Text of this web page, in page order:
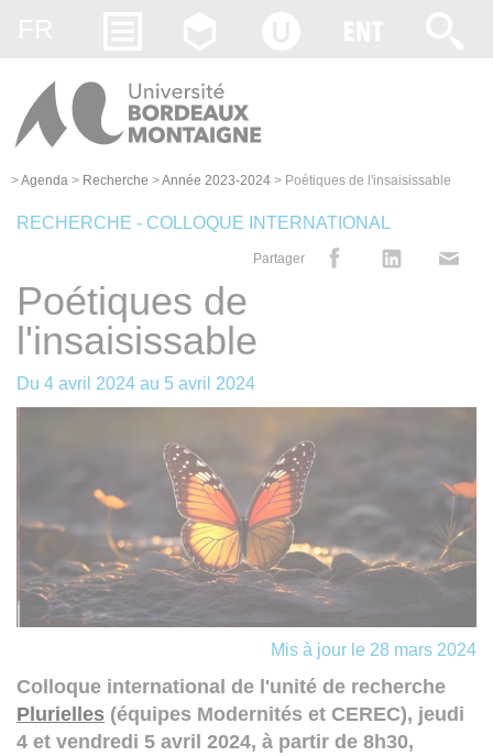
>Agenda > Recherche >Année 2023-2024 > Poétiques de l'insaisissable
RECHERCHE - COLLOQUE INTERNATIONAL
Partager
Poétiques de
l'insaisissable
Du 4 avril 2024 au 5 avril 2024
Mis à jour le 28 mars 2024
Colloque international de l'unité de recherche
Plurielles (équipes Modernités et CEREC), jeudi
4 et vendredi 5 avril 2024, à partir de 8h30,